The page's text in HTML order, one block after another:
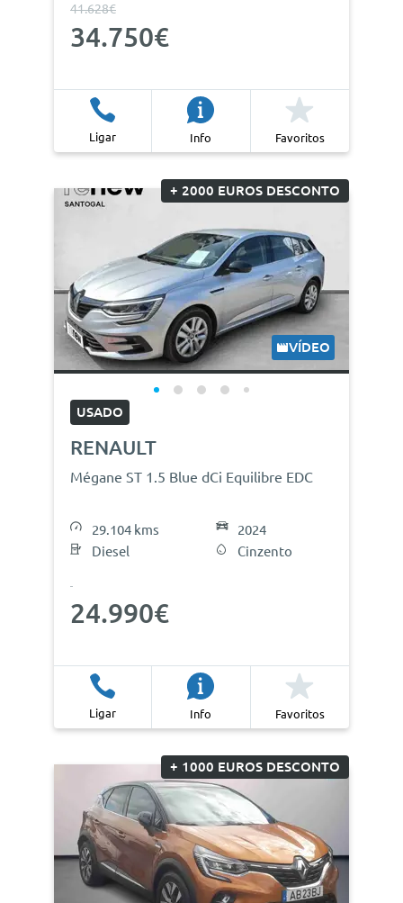
41.628€
34.750€
Ligar Info Favoritos
+ 2000 EUROS DESCONTO
VÍDEO
USADO
RENAULT
Mégane ST 1.5 Blue dCi Equilibre EDC
29.104 kms
Diesel
2024
Cinzento
24.990€
Ligar Info Favoritos
+ 1000 EUROS DESCONTO